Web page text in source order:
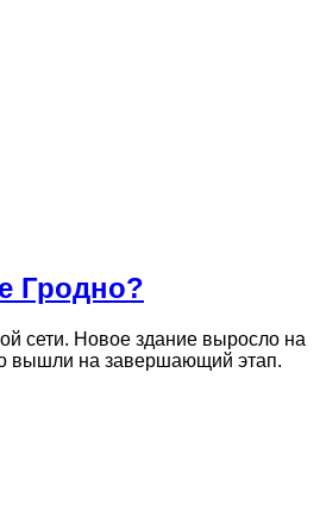
Гродно?
сети. Новое здание выросло на
вышли на завершающий этап.